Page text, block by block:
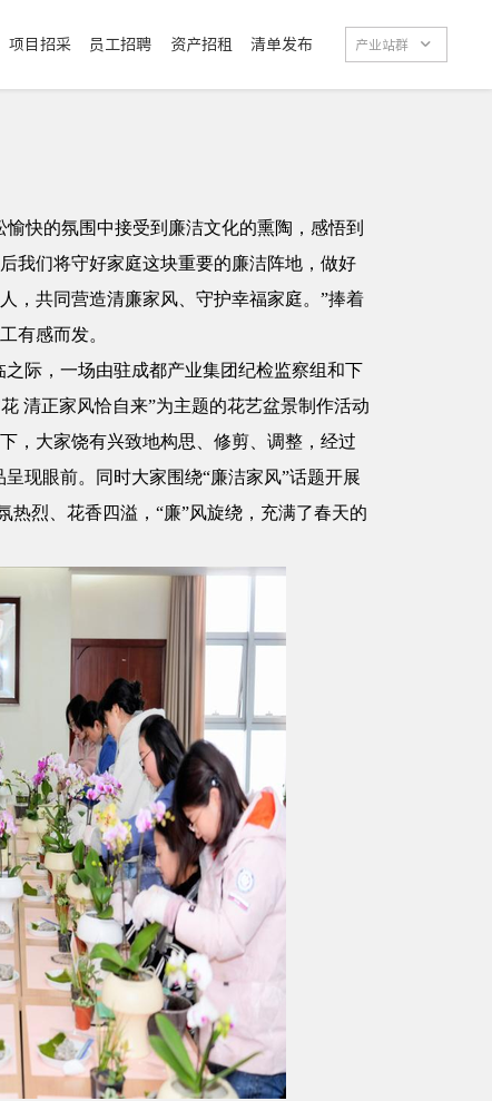
项目招采 员工招聘 资产招租 清单发布 产业站群 
快的氛围中接受到廉洁文化的熏陶，感悟到
我们将守好家庭这块重要的廉洁阵地，做好
，共同营造清廉家风、守护幸福家庭。”捧着
有感而发。
际，一场由驻成都产业集团纪检监察组和下
清正家风恰自来”为主题的花艺盆景制作活动
，大家饶有兴致地构思、修剪、调整，经过
现眼前。同时大家围绕“廉洁家风”话题开展
热烈、花香四溢，“廉”风旋绕，充满了春天的